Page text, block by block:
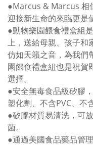
●Marcus & Marcus 相
迎接新生命的來臨更是
●動物樂園餵食禮盒組
上，送給母親、孩子和
仿如天籟之音，為我們
園餵食禮盒組也是祝賀
選擇。
●安全無毒食品級矽膠
塑化劑、不含PVC、不
●矽膠材質易清洗，可
菌。
●通過美國食品藥品管理